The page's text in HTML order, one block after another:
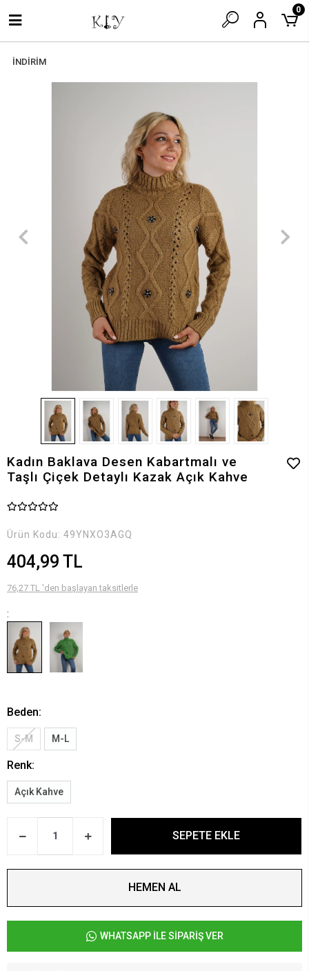
0
İNDİRİM
Kadın Baklava Desen Kabartmalı ve
Taşlı Çiçek Detaylı Kazak Açık Kahve
Ürün Kodu: 49YNXO3AGQ
404,99 TL
76,27 TL 'den başlayan taksitlerle
:
Beden:
S-M M-L
Renk:
Açık Kahve
SEPETE EKLE
HEMEN AL
WHATSAPP İLE SİPARİŞ VER